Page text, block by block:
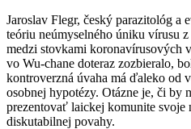
Jaroslav Flegr, český parazitológ a
teóriu neúmyselného úniku vírusu
medzi stovkami koronavírusových
vo Wu-chane doteraz zozbieralo,
kontroverzná úvaha má ďaleko od
osobnej hypotézy. Otázne je, či by
prezentovať laickej komunite svoje
diskutabilnej povahy.